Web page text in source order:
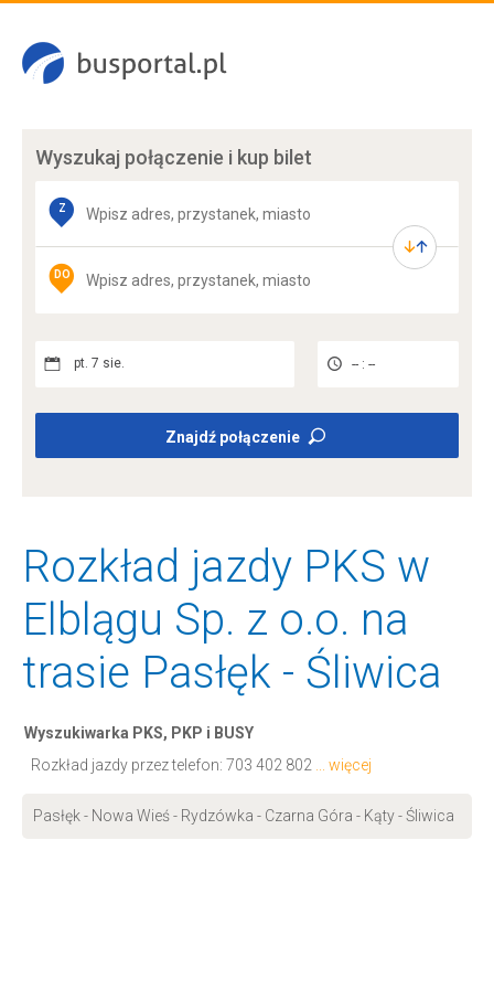
Wyszukaj połączenie i kup bilet
Z
DO
pt. 7 sie. -- : --
Znajdź połączenie
Rozkład jazdy PKS w
Elblągu Sp. z o.o. na
trasie Pasłęk - Śliwica
Wyszukiwarka PKS, PKP i BUSY
Rozkład jazdy przez telefon: 703 402 802 ... więcej
Pasłęk - Nowa Wieś - Rydzówka - Czarna Góra - Kąty - Śliwica